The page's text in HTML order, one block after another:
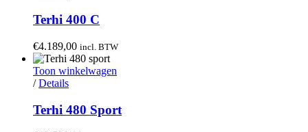
Terhi 400 C
€4.189,00 incl. BTW
Toon winkelwagen
/ Details
Terhi 480 Sport